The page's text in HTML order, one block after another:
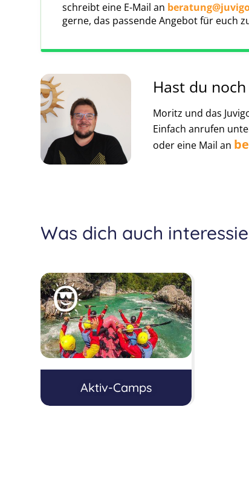
Click map to enable scroll zoom
Wir arbeiten seit Jahren Hand in
Reiseversicherung ist eine renommierte
für Reisende bietet. Mit exzellentem
den letzten Jahren schon vielen Kunden ein
Auslandskrankenversicherung
Wichtig:Die Reise, für die ihr euch
ausserhalb
vom Schweiz perfekt
Dieser enthält neben den
Auslandskrankenversicherung.
schreibt eine E-Mail an
gerne, das passende Angebot für euch
Hast du
Moritz und das
Einfach anrufen
oder eine Mail an
Was dich auch
Aktiv-Camps